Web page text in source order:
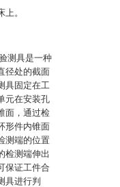
。
测具是一种
径处的截面
具固定在工
元在安装孔
面，通过检
形件内锥面
测端的位置
检测端伸出
保证工件合
具进行判